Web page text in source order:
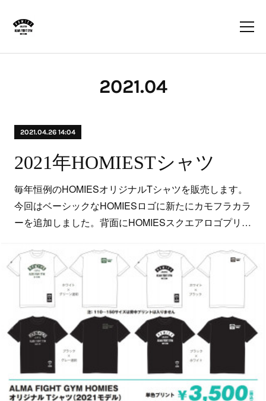
2021.04
2021.04.26 14:04
2021年HOMIESTシャツ
毎年恒例のHOMIESオリジナルTシャツを販売します。
今回はベーシックなHOMIESロゴに新たにカモフラカラ
ーを追加しました。背面にHOMIESスクエアロゴプリ…